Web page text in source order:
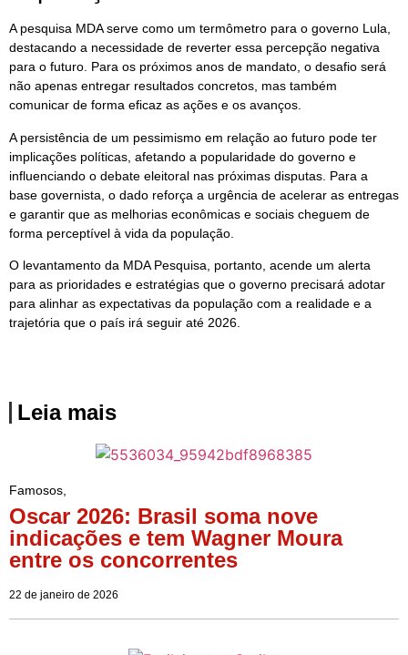
A pesquisa MDA serve como um termômetro para o governo Lula,
destacando a necessidade de reverter essa percepção negativa
para o futuro. Para os próximos anos de mandato, o desafio será
não apenas entregar resultados concretos, mas também
comunicar de forma eficaz as ações e os avanços.
A persistência de um pessimismo em relação ao futuro pode ter
implicações políticas, afetando a popularidade do governo e
influenciando o debate eleitoral nas próximas disputas. Para a
base governista, o dado reforça a urgência de acelerar as entregas
e garantir que as melhorias econômicas e sociais cheguem de
forma perceptível à vida da população.
O levantamento da MDA Pesquisa, portanto, acende um alerta
para as prioridades e estratégias que o governo precisará adotar
para alinhar as expectativas da população com a realidade e a
trajetória que o país irá seguir até 2026.
Leia mais
Famosos
Oscar 2026: Brasil soma nove
indicações e tem Wagner Moura
entre os concorrentes
22 de janeiro de 2026